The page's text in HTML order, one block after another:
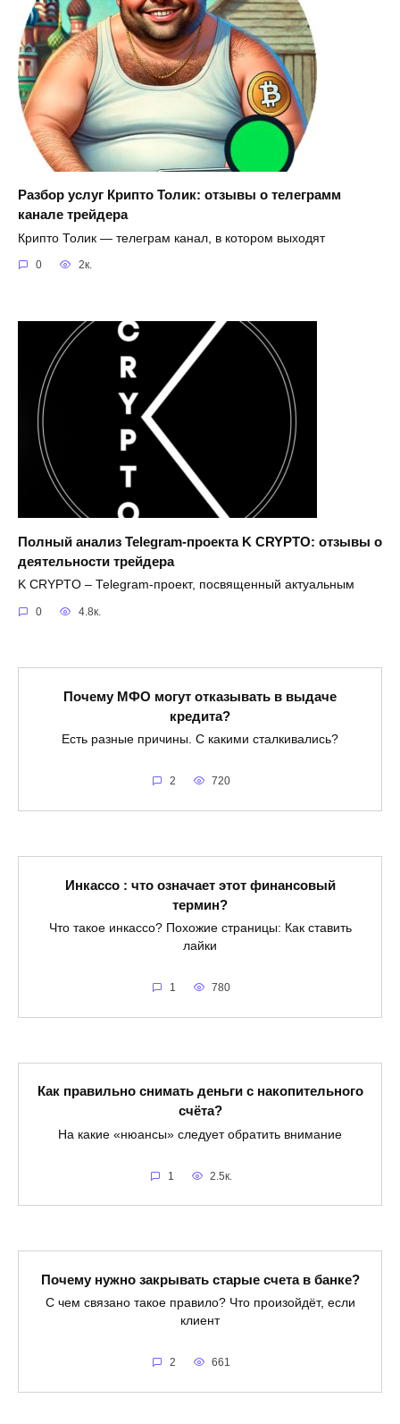
Разбор услуг Крипто Толик: отзывы о телеграмм
канале трейдера
Крипто Толик — телеграм канал, в котором выходят
0 2к.
Полный анализ Telegram-проекта K CRYPTO: отзывы о
деятельности трейдера
K CRYPTO – Telegram-проект, посвященный актуальным
0 4.8к.
Почему МФО могут отказывать в выдаче
кредита?
Есть разные причины. С какими сталкивались?
2 720
Инкассо : что означает этот финансовый
термин?
Что такое инкассо? Похожие страницы: Как ставить
лайки
1 780
Как правильно снимать деньги с накопительного
счёта?
На какие «нюансы» следует обратить внимание
1 2.5к.
Почему нужно закрывать старые счета в банке?
С чем связано такое правило? Что произойдёт, если
клиент
2 661